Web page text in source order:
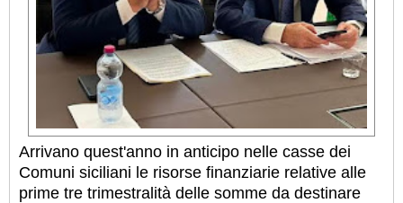
Arrivano quest'anno in anticipo nelle casse dei
Comuni siciliani le risorse finanziarie relative alle
prime tre trimestralità delle somme da destinare